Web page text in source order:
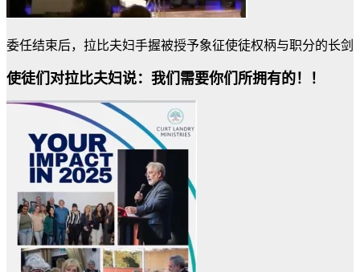
委任结束后，拉比夫妇手握被授予象征使徒权柄与职分的长剑
使徒们对拉比夫妇说：我们需要你们所拥有的！！